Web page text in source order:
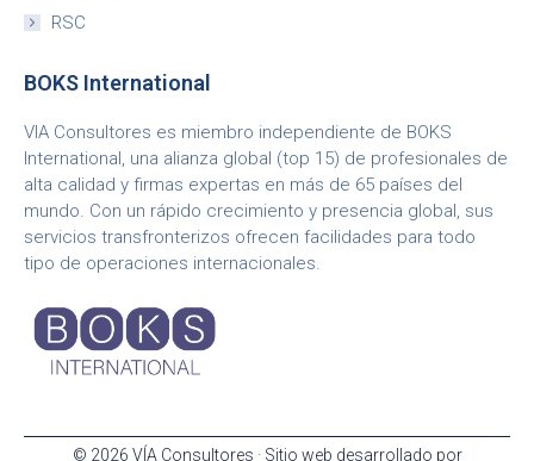
RSC
BOKS International
VIA Consultores es miembro independiente de BOKS
International, una alianza global (top 15) de profesionales de
alta calidad y firmas expertas en más de 65 países del
mundo. Con un rápido crecimiento y presencia global, sus
servicios transfronterizos ofrecen facilidades para todo
tipo de operaciones internacionales.
© 2026 VÍA Consultores · Sitio web desarrollado por